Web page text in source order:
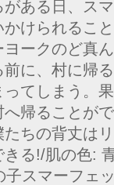
ある日、ス
けられるこ
ヨークのど真
に、村に帰
てしまう。
へ帰ることが
ちの背丈は
きる!/肌の色:
スマーフェ